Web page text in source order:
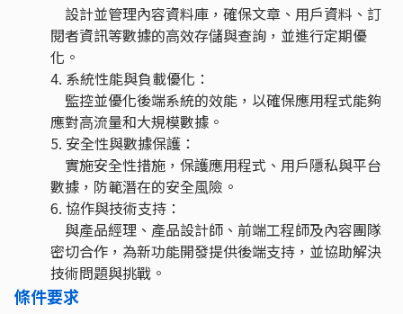
設計並管理內容資料庫，確保⽂章、⽤⼾資料、訂
閱者資訊等數據的⾼效存儲與查詢，並進⾏定期優
化。
4. 系統性能與負載優化：
監控並優化後端系統的效能，以確保應⽤程式能夠
應對⾼流量和⼤規模數據。
5. 安全性與數據保護：
實施安全性措施，保護應⽤程式、⽤⼾隱私與平台
數據，防範潛在的安全⾵險。
6. 協作與技術⽀持：
與產品經理、產品設計師、前端⼯程師及內容團隊
密切合作，為新功能開發提供後端⽀持，並協助解決
技術問題與挑戰。
條件要求